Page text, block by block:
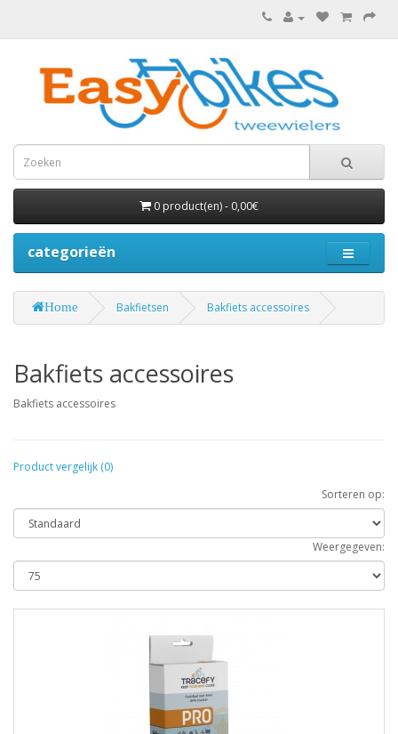
0 product(en) - 0,00€
categorieën
Home Bakfietsen Bakfiets accessoires
Bakfiets accessoires
Bakfiets accessoires
Product vergelijk (0)
Sorteren op:
Weergegeven: